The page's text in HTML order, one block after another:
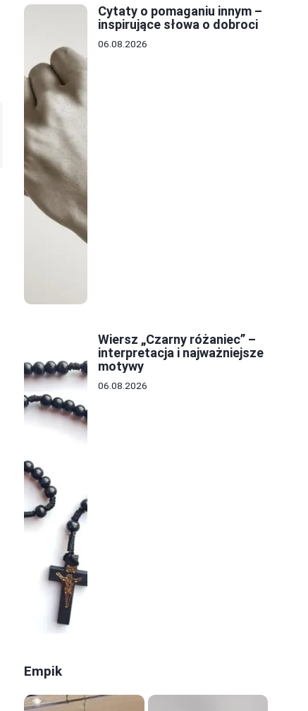
Cytaty o pomaganiu innym –
inspirujące słowa o dobroci
06.08.2026
Wiersz „Czarny różaniec” –
interpretacja i najważniejsze
motywy
06.08.2026
Empik